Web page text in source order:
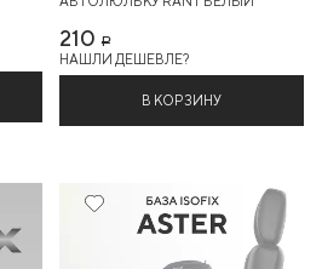
210 Р
НАШЛИ ДЕШЕВЛЕ?
В КОРЗИНУ
18%